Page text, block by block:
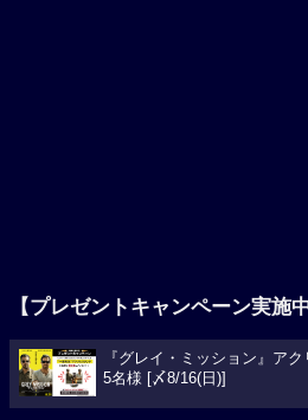
【プレゼントキャンペーン実施中
『グレイ・ミッション』ア
5名様 [〆8/16(日)]